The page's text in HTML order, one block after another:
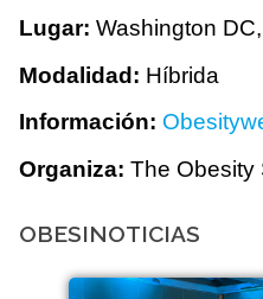
Lugar: Washington
Modalidad: Híbrida
Información:
Organiza: The Obesity
OBESINOTICIAS